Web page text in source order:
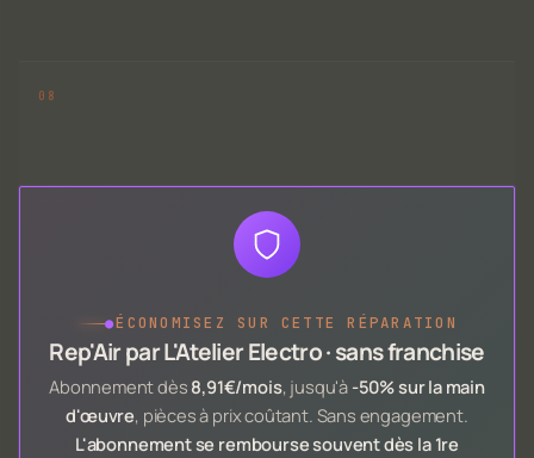
●ÉCONOMISEZ SUR CETTE RÉPARATION
Rep'Air par L'Atelier Electro · sans franchise
Abonnement dès 8,91€/mois, jusqu'à -50% sur la main
d'œuvre, pièces à prix coûtant. Sans engagement.
L'abonnement se rembourse souvent dès la 1re